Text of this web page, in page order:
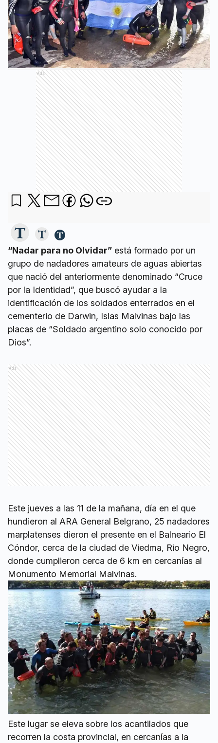
Ads
“Nadar para no Olvidar” está formado por un
grupo de nadadores amateurs de aguas abiertas
que nació del anteriormente denominado “Cruce
por la Identidad”, que buscó ayudar a la
identificación de los soldados enterrados en el
cementerio de Darwin, Islas Malvinas bajo las
placas de “Soldado argentino solo conocido por
Dios”.
Ads
Este jueves a las 11 de la mañana, día en el que
hundieron al ARA General Belgrano, 25 nadadores
marplatenses dieron el presente en el Balneario El
Cóndor, cerca de la ciudad de Viedma, Rio Negro,
donde cumplieron cerca de 6 km en cercanías al
Monumento Memorial Malvinas.
Este lugar se eleva sobre los acantilados que
recorren la costa provincial, en cercanías a la